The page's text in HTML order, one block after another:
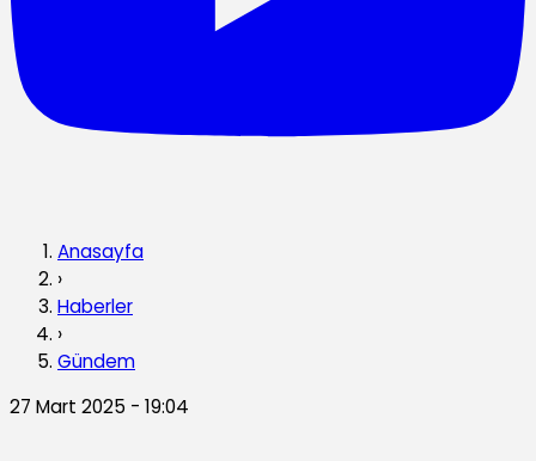
Anasayfa
›
Haberler
›
Gündem
27 Mart 2025 - 19:04